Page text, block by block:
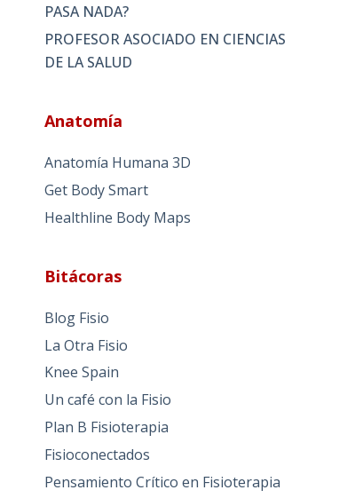
PASA NADA?
PROFESOR ASOCIADO EN CIENCIAS
DE LA SALUD
Anatomía
Anatomía Humana 3D
Get Body Smart
Healthline Body Maps
Bitácoras
Blog Fisio
La Otra Fisio
Knee Spain
Un café con la Fisio
Plan B Fisioterapia
Fisioconectados
Pensamiento Crítico en Fisioterapia